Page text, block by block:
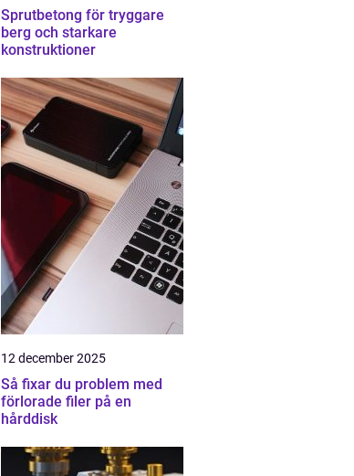
Sprutbetong för tryggare
berg och starkare
konstruktioner
12 december 2025
Så fixar du problem med
förlorade filer på en
hårddisk